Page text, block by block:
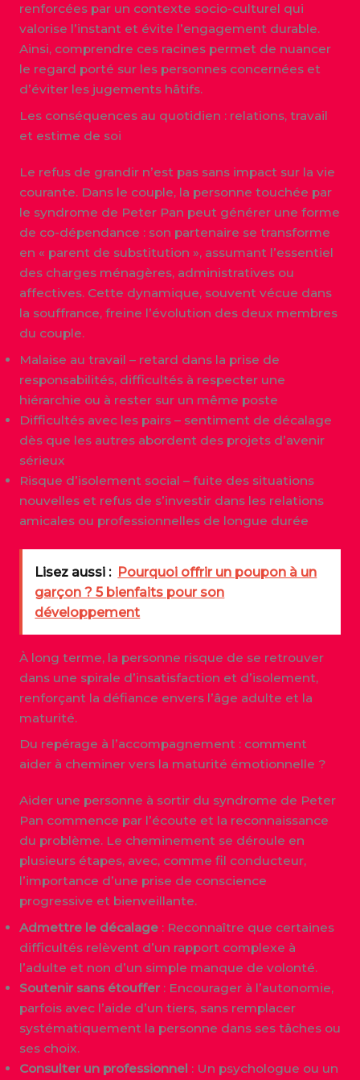
renforcées par un contexte socio-culturel qui
valorise l’instant et évite l’engagement durable.
Ainsi, comprendre ces racines permet de nuancer
le regard porté sur les personnes concernées et
d’éviter les jugements hâtifs.
Les conséquences au quotidien : relations, travail
et estime de soi
Le refus de grandir n’est pas sans impact sur la vie
courante. Dans le couple, la personne touchée par
le syndrome de Peter Pan peut générer une forme
de co-dépendance : son partenaire se transforme
en « parent de substitution », assumant l’essentiel
des charges ménagères, administratives ou
affectives. Cette dynamique, souvent vécue dans
la souffrance, freine l’évolution des deux membres
du couple.
Malaise au travail – retard dans la prise de
responsabilités, difficultés à respecter une
hiérarchie ou à rester sur un même poste
Difficultés avec les pairs – sentiment de décalage
dès que les autres abordent des projets d’avenir
sérieux
Risque d’isolement social – fuite des situations
nouvelles et refus de s’investir dans les relations
amicales ou professionnelles de longue durée
Lisez aussi : Pourquoi offrir un poupon à un
garçon ? 5 bienfaits pour son
développement
À long terme, la personne risque de se retrouver
dans une spirale d’insatisfaction et d’isolement,
renforçant la défiance envers l’âge adulte et la
maturité.
Du repérage à l’accompagnement : comment
aider à cheminer vers la maturité émotionnelle ?
Aider une personne à sortir du syndrome de Peter
Pan commence par l’écoute et la reconnaissance
du problème. Le cheminement se déroule en
plusieurs étapes, avec, comme fil conducteur,
l’importance d’une prise de conscience
progressive et bienveillante.
Admettre le décalage: Reconnaître que certaines
difficultés relèvent d’un rapport complexe à
l’adulte et non d’un simple manque de volonté.
Soutenir sans étouffer: Encourager à l’autonomie,
parfois avec l’aide d’un tiers, sans remplacer
systématiquement la personne dans ses tâches ou
ses choix.
Consulter un professionnel : Un psychologue ou un